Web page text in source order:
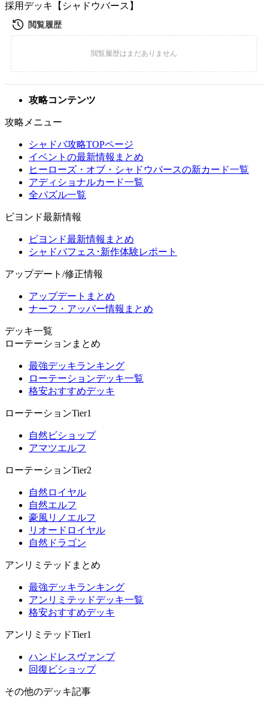
採用デッキ【シャドウバース】
攻略コンテンツ
攻略メニュー
シャドバ攻略TOPページ
イベントの最新情報まとめ
ヒーローズ・オブ・シャドウバースの新カード一覧
アディショナルカード一覧
全パズル一覧
ビヨンド最新情報
ビヨンド最新情報まとめ
シャドバフェス･新作体験レポート
アップデート/修正情報
アップデートまとめ
ナーフ・アッパー情報まとめ
デッキ一覧
ローテーションまとめ
最強デッキランキング
ローテーションデッキ一覧
格安おすすめデッキ
ローテーションTier1
自然ビショップ
アマツエルフ
ローテーションTier2
自然ロイヤル
自然エルフ
豪風リノエルフ
リオードロイヤル
自然ドラゴン
アンリミテッドまとめ
最強デッキランキング
アンリミテッドデッキ一覧
格安おすすめデッキ
アンリミテッドTier1
ハンドレスヴァンプ
回復ビショップ
その他のデッキ記事